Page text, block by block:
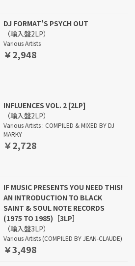
DJ FORMAT'S PSYCH OUT
（輸入盤2LP）
Various Artists
￥2,948
INFLUENCES VOL. 2 [2LP]
（輸入盤2LP）
Various Artists : COMPILED & MIXED BY DJ
MARKY
￥2,728
IF MUSIC PRESENTS YOU NEED THIS!
AN INTRODUCTION TO BLACK
SAINT & SOUL NOTE RECORDS
(1975 TO 1985)［3LP］
（輸入盤3LP）
Various Artists (COMPILED BY JEAN-CLAUDE)
￥3,498